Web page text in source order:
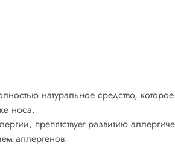
натуральное средство,
носа.
препятствует развитию
аллергенов.